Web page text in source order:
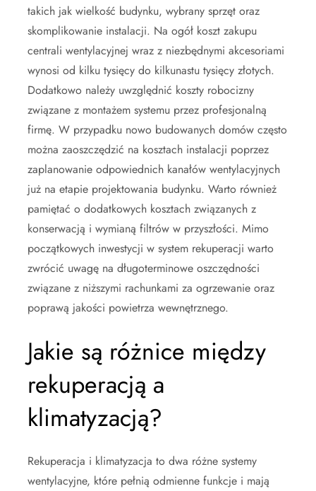
takich jak wielkość budynku, wybrany sprzęt oraz
skomplikowanie instalacji. Na ogół koszt zakupu
centrali wentylacyjnej wraz z niezbędnymi akcesoriami
wynosi od kilku tysięcy do kilkunastu tysięcy złotych.
Dodatkowo należy uwzględnić koszty robocizny
związane z montażem systemu przez profesjonalną
firmę. W przypadku nowo budowanych domów często
można zaoszczędzić na kosztach instalacji poprzez
zaplanowanie odpowiednich kanałów wentylacyjnych
już na etapie projektowania budynku. Warto również
pamiętać o dodatkowych kosztach związanych z
konserwacją i wymianą filtrów w przyszłości. Mimo
początkowych inwestycji w system rekuperacji warto
zwrócić uwagę na długoterminowe oszczędności
związane z niższymi rachunkami za ogrzewanie oraz
poprawą jakości powietrza wewnętrznego.
Jakie są różnice między
rekuperacją a
klimatyzacją?
Rekuperacja i klimatyzacja to dwa różne systemy
wentylacyjne, które pełnią odmienne funkcje i mają